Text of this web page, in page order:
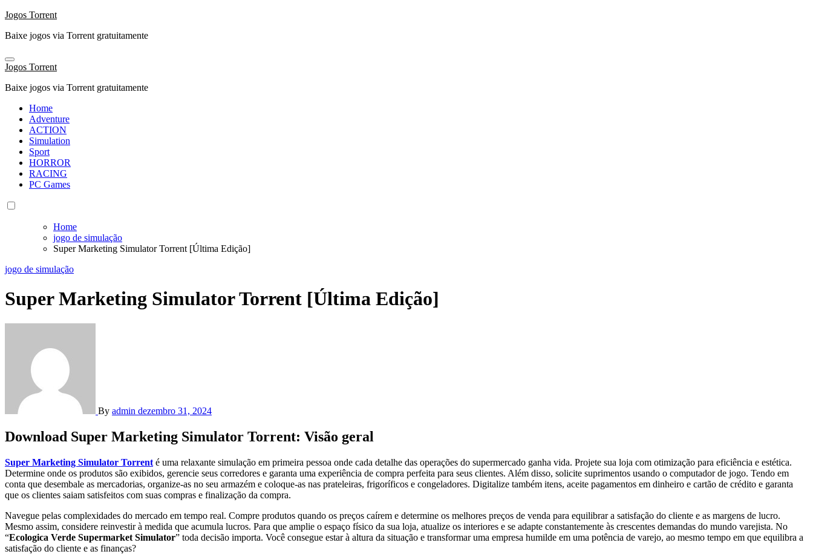
Skip
content
Jogos Torrent
Baixe jogos via Torrent gratuitamente
Jogos Torrent
Baixe jogos via Torrent gratuitamente
Home
Adventure
ACTION
Simulation
Sport
HORROR
RACING
PC Games
Home
jogo de simulação
Super Marketing Simulator Torrent [Última Edição]
jogo de simulação
Super Marketing Simulator Torrent [Última Edição]
By admin dezembro 31, 2024
Download Super Marketing Simulator Torrent: Visão geral
Super Marketing Simulator Torrent é uma relaxante simulação em primeira pessoa onde cada detalhe das operações do supermercado ganha vida. Projete sua loja com otimização para eficiência e estética.
Determine onde os produtos são exibidos, gerencie seus corredores e garanta uma experiência de compra perfeita para seus clientes. Além disso, solicite suprimentos usando o computador de jogo. Tendo em
conta que desembale as mercadorias, organize-as no seu armazém e coloque-as nas prateleiras, frigoríficos e congeladores. Digitalize também itens, aceite pagamentos em dinheiro e cartão de crédito e garanta
que os clientes saiam satisfeitos com suas compras e finalização da compra.
Navegue pelas complexidades do mercado em tempo real. Compre produtos quando os preços caírem e determine os melhores preços de venda para equilibrar a satisfação do cliente e as margens de lucro.
Mesmo assim, considere reinvestir à medida que acumula lucros. Para que amplie o espaço físico da sua loja, atualize os interiores e se adapte constantemente às crescentes demandas do mundo varejista. No
“Ecologica Verde Supermarket Simulator” toda decisão importa. Você consegue estar à altura da situação e transformar uma empresa humilde em uma potência de varejo, ao mesmo tempo em que equilibra a
satisfação do cliente e as finanças?